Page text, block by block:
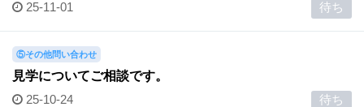
25-11-01 待ち
⑤その他問い合わせ
見学についてご相談です。
25-10-24 待ち